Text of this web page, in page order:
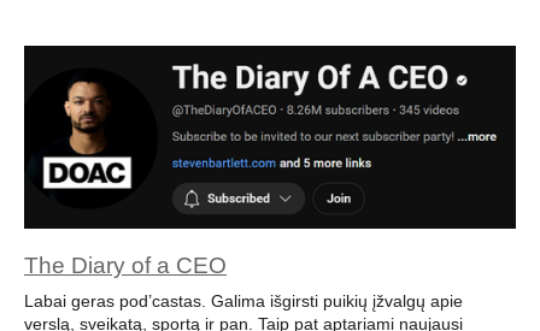
The Diary of a CEO
Labai geras pod’castas. Galima išgirsti puikių įžvalgų apie
verslą, sveikatą, sportą ir pan. Taip pat aptariami naujausi